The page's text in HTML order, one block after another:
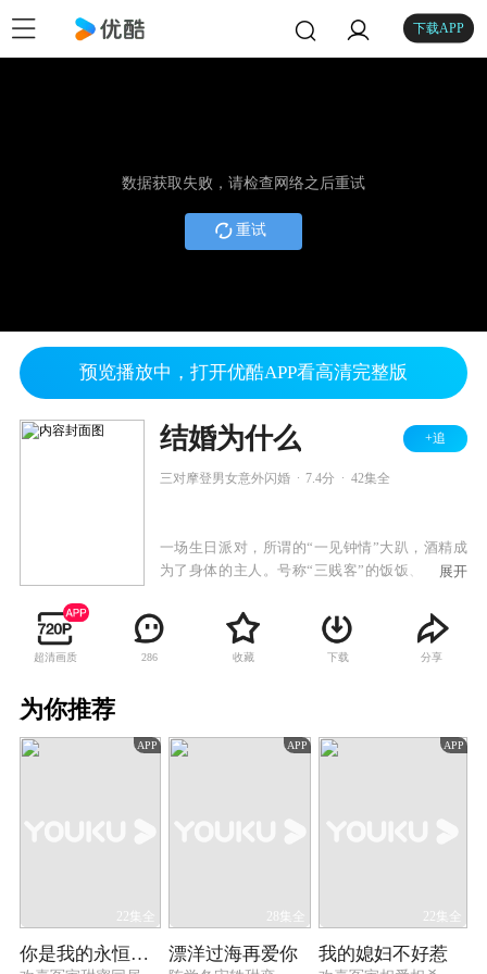
下载APP
数据获取失败，请检查网络之后重试
重试
预览播放中，打开优酷APP看高清完整版
结婚为什么 +追
三对摩登男女意外闪婚 7.4分 42集全
一场生日派对，所谓的“一见钟情”大趴，酒精成
为了身体的主人。号称“三贱客”的饭饭、大虾、
那份美好而纯粹的爱情最终随着大学毕业不了了
之。七年后，饭饭和得到母亲首肯的“完美”男友
郑言已相恋三年。然而一夜间生活彻底脱轨，饭
追了个倒霉野模史燕，而不婚主义者老刁竟搭上
展开
超清画质 286 收藏 下载 分享
为你推荐
APP
22集全
你是我的永恒星辰
APP
28集全
漂洋过海再爱你
APP
22集全
我的媳妇不好惹